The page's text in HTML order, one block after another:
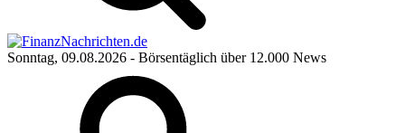
Sonntag, 09.08.2026 - Börsentäglich über 12.000 News